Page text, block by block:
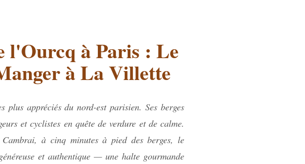
l'Ourcq à Paris : Le
à La Villette
appréciés du nord-est parisien. Ses berges
et cyclistes en quête de verdure et de calme.
à cinq minutes à pied des berges, le
et authentique — une halte gourmande